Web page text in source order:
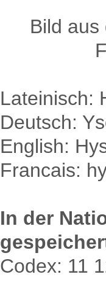
Bild
Lateinisch:
Deutsch:
English:
Francais:
In der
Codex: 11